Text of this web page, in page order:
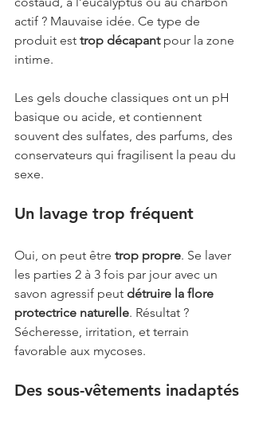
actif ? Mauvaise idée. Ce type de
produit est trop décapant pour la zone
intime.
Les gels douche classiques ont un pH
basique ou acide, et contiennent
souvent des sulfates, des parfums, des
conservateurs qui fragilisent la peau du
sexe.
Un lavage trop fréquent
Oui, on peut être trop propre. Se laver
les parties 2 à 3 fois par jour avec un
savon agressif peut détruire la flore
protectrice naturelle. Résultat ?
Sécheresse, irritation, et terrain
favorable aux mycoses.
Des sous-vêtements inadaptés